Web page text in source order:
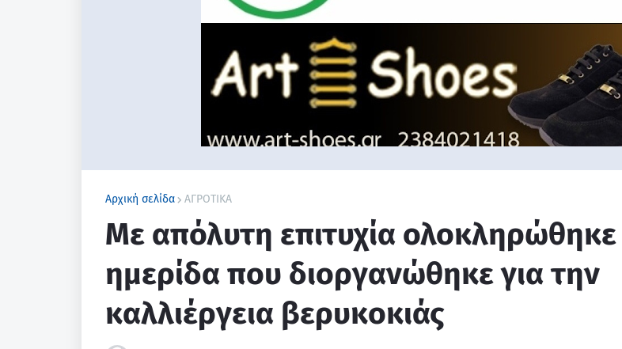
Αρχική σελίδα ΑΓΡΟΤΙΚΑ
Με απόλυτη επιτυχία
ημερίδα που διοργανώθηκε για την
καλλιέργεια βερυκοκιάς